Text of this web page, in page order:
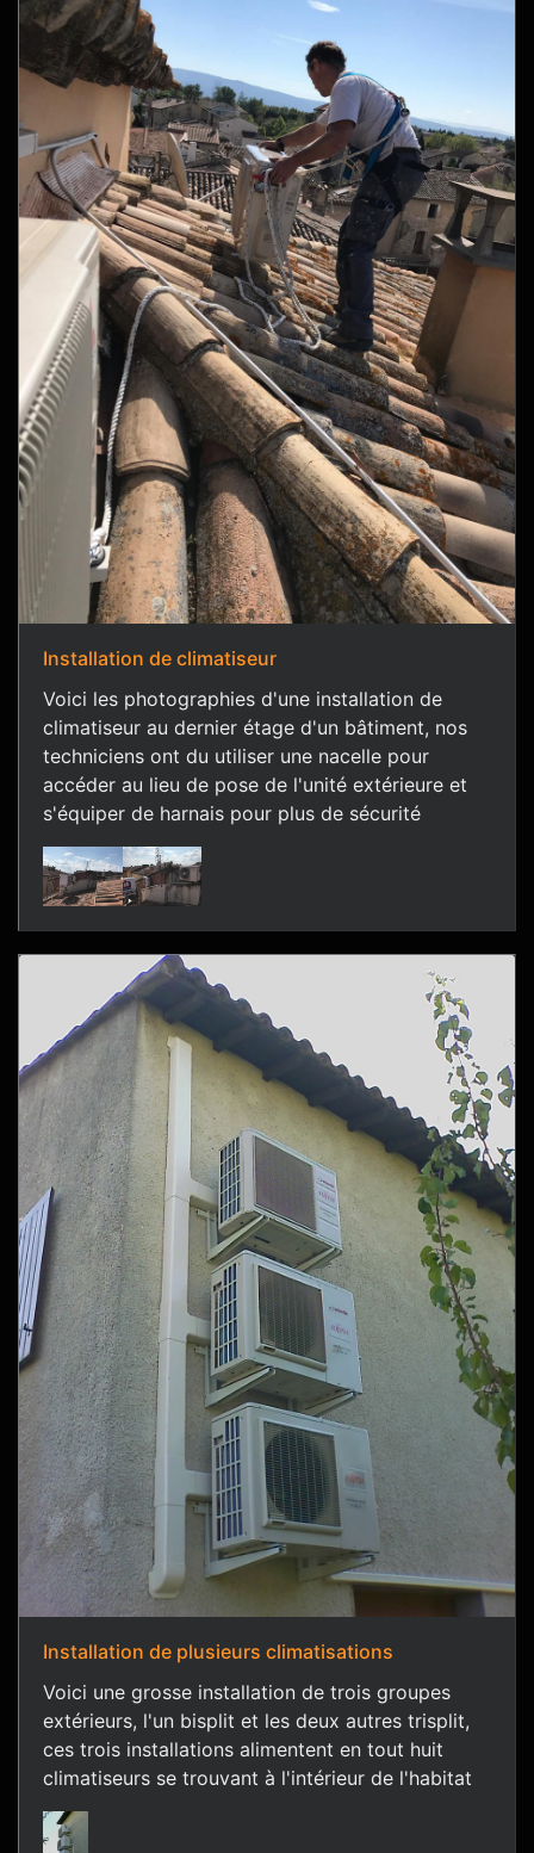
Installation de climatiseur
Voici les photographies d'une installation de
climatiseur au dernier étage d'un bâtiment, nos
techniciens ont du utiliser une nacelle pour
accéder au lieu de pose de l'unité extérieure et
s'équiper de harnais pour plus de sécurité
Installation de plusieurs climatisations
Voici une grosse installation de trois groupes
extérieurs, l'un bisplit et les deux autres trisplit,
ces trois installations alimentent en tout huit
climatiseurs se trouvant à l'intérieur de l'habitat